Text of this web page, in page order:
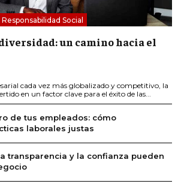
Social
un camino hacia el
cada vez más globalizado y competitivo, la
en un factor clave para el éxito de las...
de tus empleados: cómo
laborales justas
transparencia y la confianza pueden